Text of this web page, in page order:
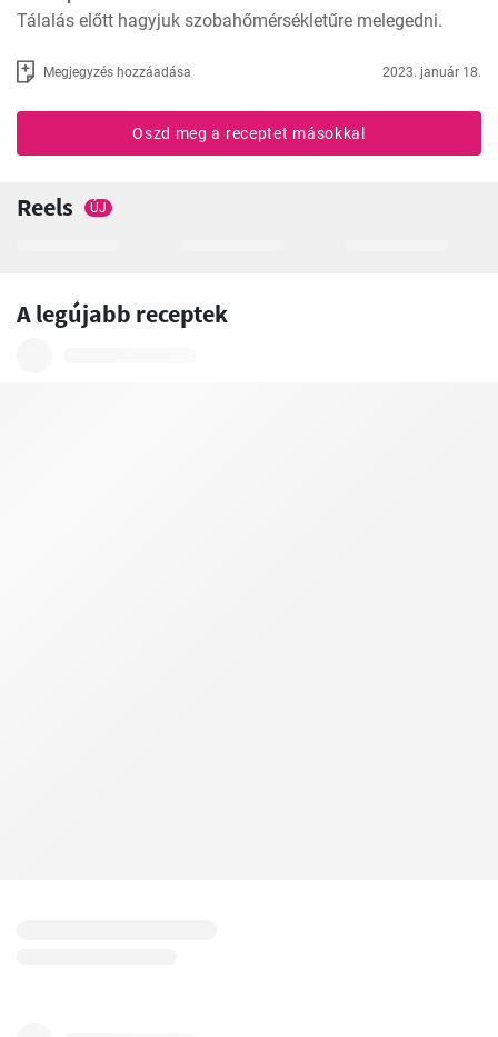
Tálalás előtt hagyjuk szobahőmérsékletűre melegedni.
Megjegyzés hozzáadása 2023. január 18.
Oszd meg a receptet másokkal
Reels ÚJ
A legújabb receptek